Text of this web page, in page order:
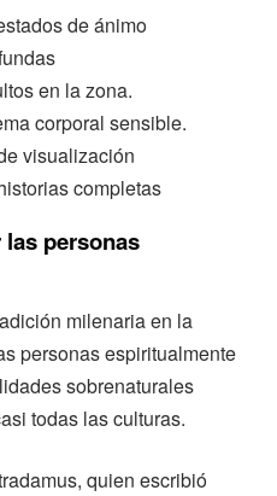
de ánimo
en la zona.
corporal sensible.
visualización
completas
personas
milenaria en la
personas espiritualmente
sobrenaturales
todas las culturas.
quien escribió